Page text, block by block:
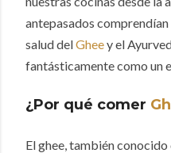
antepasados
salud delGheey el
fantásticamente como un
¿Por qué comer
El ghee, también